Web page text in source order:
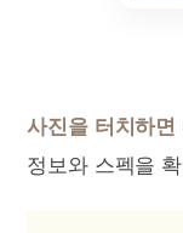
사진을 터치하면
정보와 스펙을